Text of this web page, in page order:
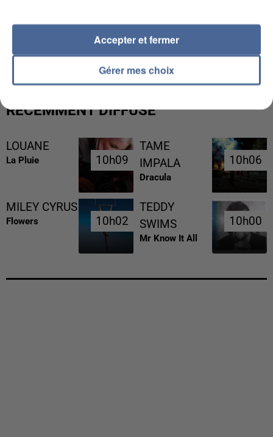
INTERPELLÉ EN ALGÉRIE
RÉCEMMENT DIFFUSÉ
LOUANE
La Pluie 10h09
10h09
TAME
IMPALA
Dracula
10h06
10h06
MILEY CYRUS
Flowers 10h02
10h02
TEDDY
SWIMS
Mr Know It All
10h00
10h00
Gérer mes choix
Accepter et fermer